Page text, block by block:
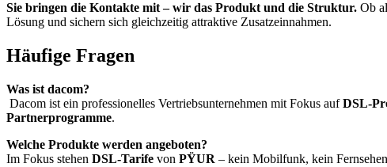
Sie bringen die Kontakte mit – wir das Produkt und die Struktur. Ob
Lösung und sichern sich gleichzeitig attraktive Zusatzeinnahmen.
Häufige Fragen
Was ist dacom?
Dacom ist ein professionelles Vertriebsunternehmen mit Fokus aufDSL-
Partnerprogramme.
Welche Produkte werden angeboten?
Im Fokus stehen DSL-Tarife von PŸUR – kein Mobilfunk, kein